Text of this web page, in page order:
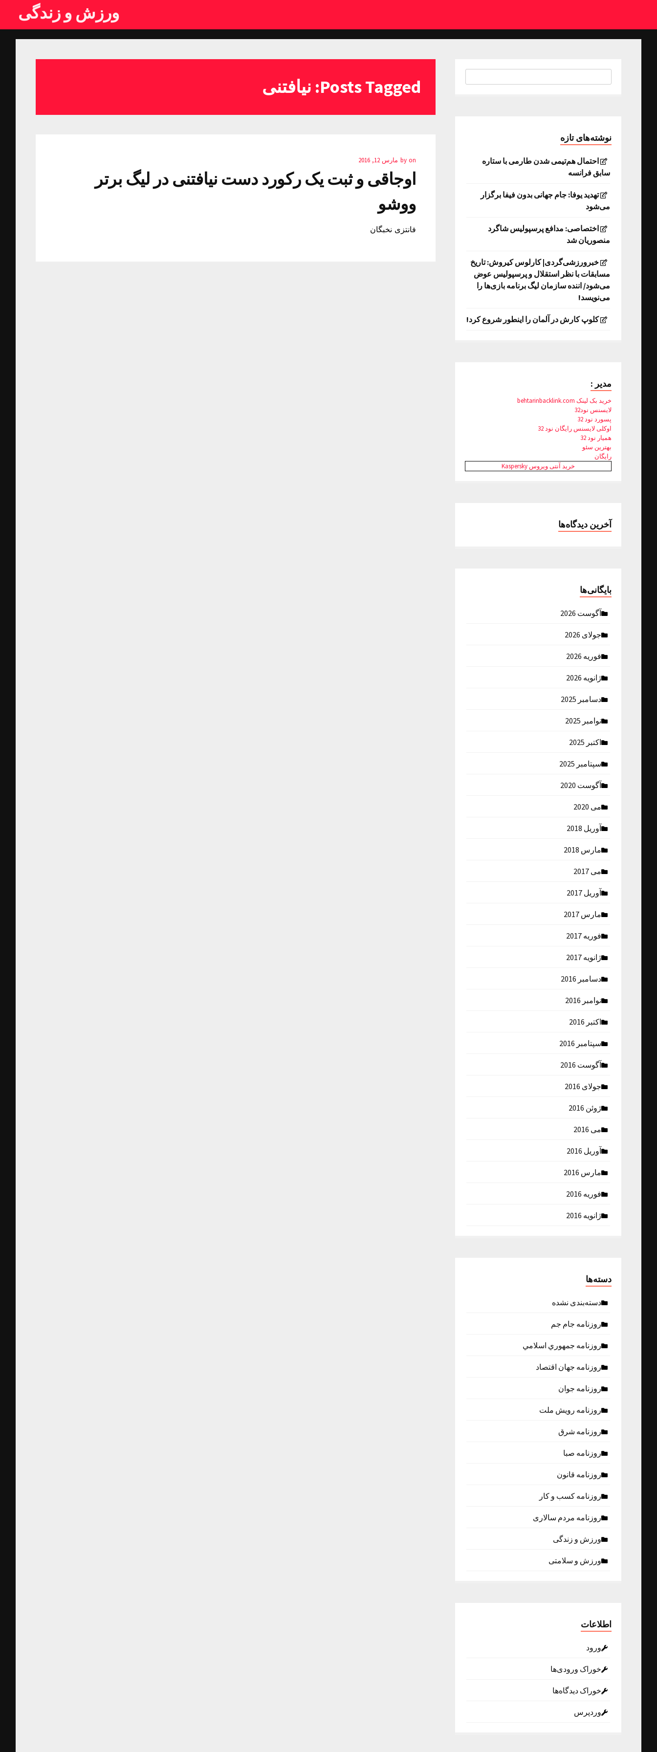
ورزش و زندگی
Posts Tagged: نيافتنی
by on مارس 12, 2016
اوجاقی و ثبت یک رکورد دست نيافتنی در لیگ برتر
ووشو
فانتزی نخبگان
نوشته‌های تازه
احتمال هم‌تیمی شدن طارمی با ستاره
سابق فرانسه
تهدید یوفا: جام جهانی بدون فیفا برگزار
می‌شود
اختصاصی: مدافع پرسپولیس شاگرد
منصوریان شد
خبرورزشی‌گردی| کارلوس کیروش: تاریخ
مسابقات با نظر استقلال و پرسپولیس عوض
می‌شود/ اننده سازمان لیگ برنامه بازی‌ها را
می‌نویسد!
کلوپ کارش در آلمان را اینطور شروع کرد!
مدیر :
خرید بک لینک behtarinbacklink.com
لایسنس نود32
پسورد نود 32
اوکلی لایسنس رایگان نود 32
همیار نود 32
بهترین سئو
رایگان
خرید آنتی ویروس Kaspersky
آخرین دیدگاه‌ها
بایگانی‌ها
آگوست 2026
جولای 2026
فوریه 2026
ژانویه 2026
دسامبر 2025
نوامبر 2025
اکتبر 2025
سپتامبر 2025
آگوست 2020
می 2020
آوریل 2018
مارس 2018
می 2017
آوریل 2017
مارس 2017
فوریه 2017
ژانویه 2017
دسامبر 2016
نوامبر 2016
اکتبر 2016
سپتامبر 2016
آگوست 2016
جولای 2016
ژوئن 2016
می 2016
آوریل 2016
مارس 2016
فوریه 2016
ژانویه 2016
دسته‌ها
دسته‌بندی نشده
روزنامه جام جم
روزنامه جمهوري اسلامي
روزنامه جهان اقتصاد
روزنامه جوان
روزنامه رویش ملت
روزنامه شرق
روزنامه صبا
روزنامه قانون
روزنامه كسب و كار
روزنامه مردم سالاری
ورزش و زندگی
ورزش و سلامتی
اطلاعات
ورود
خوراک ورودی‌ها
خوراک دیدگاه‌ها
وردپرس